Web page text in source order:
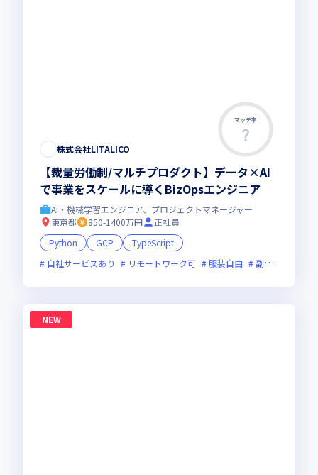
マッチ率
株式会社LITALICO
【裁量労働制/マルチプロダクト】データ×AI
で事業をスケールに導くBizOpsエンジニア
AI・機械学習エンジニア、プロジェクトマネージャー
東京都
850-1400万円
正社員
Python
GCP
TypeScript
自社サービスあり
リモートワーク可 服装自由 副業可
NEW